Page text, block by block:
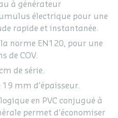
à générateur
électrique pour une
rapide et instantanée.
norme EN120, pour une
de COV.
de série.
mm d’épaisseur.
en PVC conjugué à
permet d’économiser